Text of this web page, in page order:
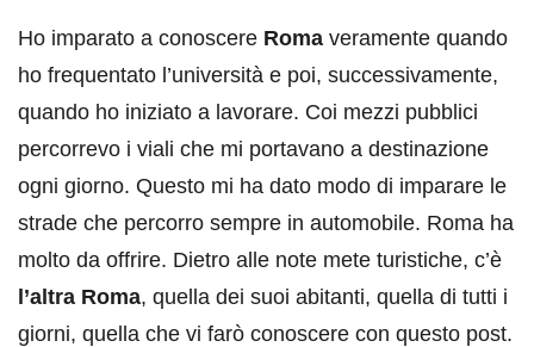
Ho imparato a conoscere Roma veramente quando
ho frequentato l’università e poi, successivamente,
quando ho iniziato a lavorare. Coi mezzi pubblici
percorrevo i viali che mi portavano a destinazione
ogni giorno. Questo mi ha dato modo di imparare le
strade che percorro sempre in automobile. Roma ha
molto da offrire. Dietro alle note mete turistiche, c’è
l’altra Roma, quella dei suoi abitanti, quella di tutti i
giorni, quella che vi farò conoscere con questo post.